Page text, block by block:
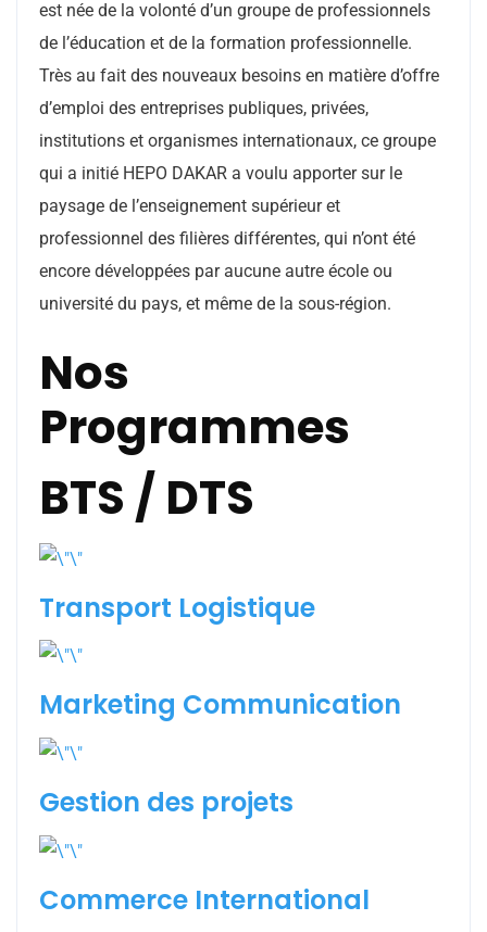
est née de la volonté d’un groupe de professionnels
de l’éducation et de la formation professionnelle.
Très au fait des nouveaux besoins en matière d’offre
d’emploi des entreprises publiques, privées,
institutions et organismes internationaux, ce groupe
qui a initié HEPO DAKAR a voulu apporter sur le
paysage de l’enseignement supérieur et
professionnel des filières différentes, qui n’ont été
encore développées par aucune autre école ou
université du pays, et même de la sous-région.
Nos
Programmes
BTS / DTS
Transport Logistique
Marketing Communication
Gestion des projets
Commerce International